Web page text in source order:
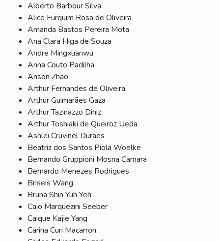
Alberto Barbour Silva
Alice Furquim Rosa de Oliveira
Amanda Bastos Pereira Mota
Ana Clara Higa de Souza
Andre Mingxuanwu
Anna Couto Padilha
Anson Zhao
Arthur Fernandes de Oliveira
Arthur Guimarães Gaza
Arthur Tazinazzo Diniz
Arthur Toshiaki de Queiroz Ueda
Ashlei Cruvinel Duraes
Beatriz dos Santos Piola Woelke
Bernando Gruppioni Mosna Camara
Bernardo Menezes Rodrigues
Briseis Wang
Bruna Shin Yuh Yeh
Caio Marquezini Seeber
Caique Kajie Yang
Carina Curi Macarron